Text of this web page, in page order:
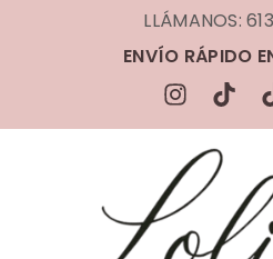
LLÁMANOS:
ENVÍO RÁPIDO